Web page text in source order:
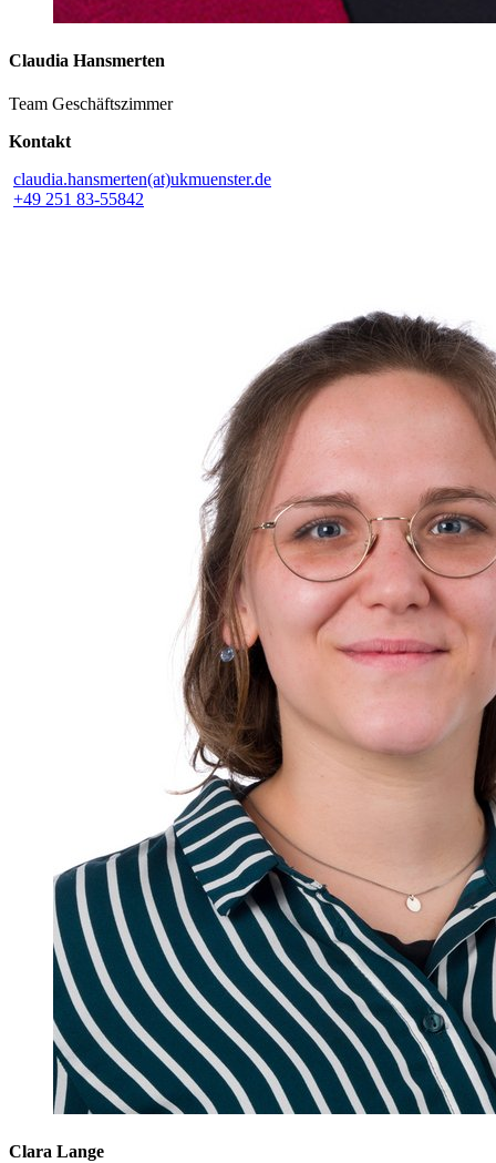
Claudia Hansmerten
Team Geschäftszimmer
Kontakt
claudia.hansmerten(at)ukmuenster.de
+49 251 83-55842
Clara Lange